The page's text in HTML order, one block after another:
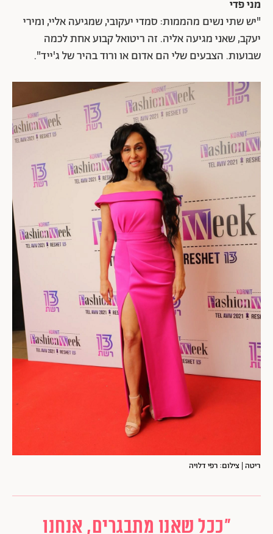
מני פדי
"יש שתי נשים מהממות: סמדי יעקובי, שמגיעה אליי, ומירי
יעקב, שאני מגיעה אליה. זה ריטואל קבוע אחת לכמה
שבועות. הצבעים שלי הם אדום או ורוד בהיר של ג'ייד".
ריטה | צילום: רפי דלויה
"ככל שאנו מתבגרים, אנחנו